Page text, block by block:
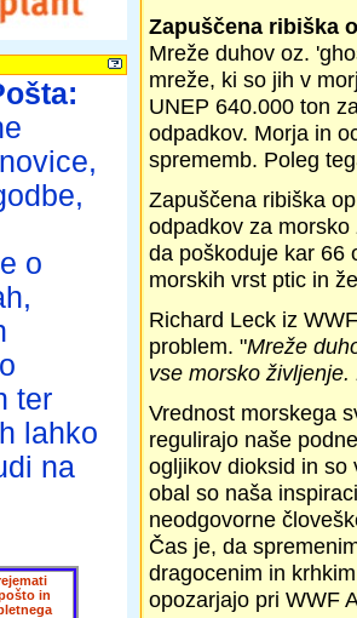
o
ter
lahko
na
in
Zapuščena ribiška
Mreže duhov oz.
mreže, ki so jih v
UNEP 640.000 ton
odpadkov. Morja in
sprememb. Poleg
Zapuščena ribiška
odpadkov za
da poškoduje kar 66
morskih vrst ptic in
Richard Leck iz
problem. "Mreže
vse morsko
Vrednost morskega
regulirajo naše
ogljikov dioksid in so
obal so naša
neodgovorne
Čas je, da
dragocenim in
opozarjajo pri WWF